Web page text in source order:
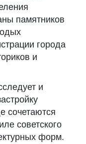
памятников
города
и
и
сочетаются
советского
форм.